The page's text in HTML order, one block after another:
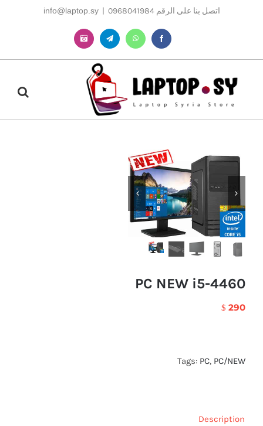
اتصل بنا على الرقم 0968041984 |
info@laptop.sy
Facebook
WhatsApp
Telegram
Instagram
PC NEW i5-4460
$ 290
Tags: PC, PC/NEW
Description